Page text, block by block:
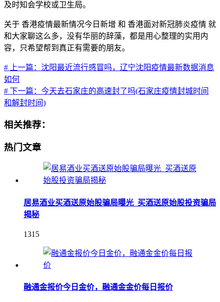
及时知会学校或卫生局。
关于 香港疫情最新情况今日新增 和 香港面对新冠肺炎疫情 就
和大家聊这么多，没有华丽的辞藻，都是用心整理的实用内
容，只希望帮到真正有需要的朋友。
# 上一篇：沈阳最近流行感冒吗，辽宁沈阳疫情最新数据消息
如何
# 下一篇：今天去石家庄的高速封了吗(石家庄疫情封城时间
和解封时间)
相关推荐：
热门文章
居易酒业买酒送原始股骗局曝光_买酒送原始股投资骗局
揭秘
1315
融通金报价今日金价，融通金金价每日报价